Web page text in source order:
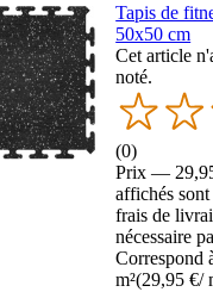
Tapis de
50x50 cm
Cet article
noté.
(0)
Prix —
affichés
frais de
nécessaire
Correspond
m²(29,95 €/